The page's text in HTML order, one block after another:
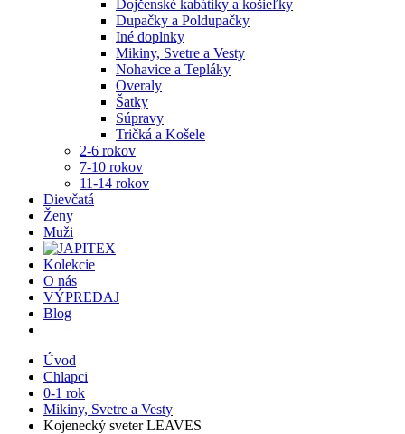
Dojčenské kabátiky a košieľky
Dupačky a Poldupačky
Iné doplnky
Mikiny, Svetre a Vesty
Nohavice a Tepláky
Overaly
Šatky
Súpravy
Tričká a Košele
2-6 rokov
7-10 rokov
11-14 rokov
Dievčatá
Ženy
Muži
Kolekcie
O nás
VÝPREDAJ
Blog
Úvod
Chlapci
0-1 rok
Mikiny, Svetre a Vesty
Kojenecký sveter LEAVES